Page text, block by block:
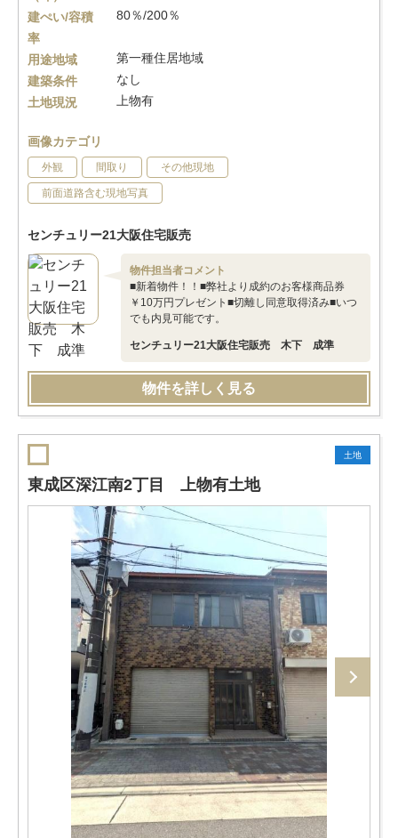
建ぺい/容積
率
80％/200％
用途地域
第一種住居地域
建築条件
なし
土地現況
上物有
画像カテゴリ
外観 間取り その他現地
前面道路含む現地写真
センチュリー21大阪住宅販売
物件担当者コメント
■新着物件！！■弊社より成約のお客様商品券
￥10万円プレゼント■切離し同意取得済み■いつ
でも内見可能です。
センチュリー21大阪住宅販売 木下 成準
物件を詳しく見る
土地
東成区深江南2丁目 上物有土地